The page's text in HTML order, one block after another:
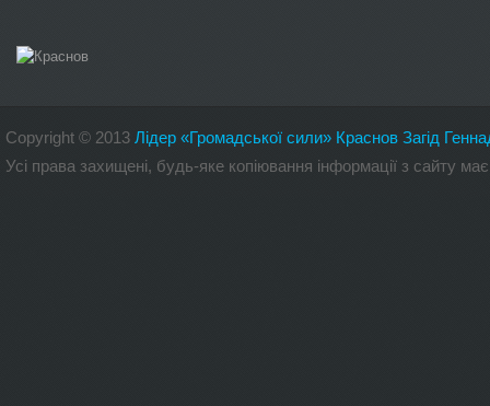
Copyright © 2013 Лідер «Громадської сили» Краснов Загід
Усі права захищені, будь-яке копіювання інформації з сайту